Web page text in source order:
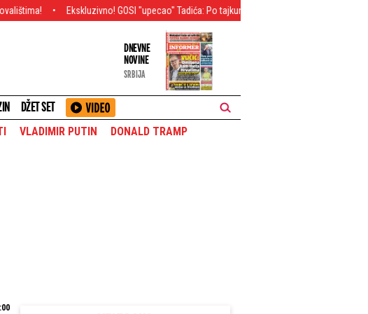
Ekskluzivno! GOSI "upecao" Tadića: Po tajkunskim medijima kuka kako se u Srbiji teško živi,
DNEVNE
NOVINE
SRBIJA
DŽET SET
VLADIMIR PUTIN DONALD TRAMP